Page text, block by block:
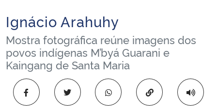
Ministério da Economia
Ministério da Infraestrutura
Ministério da Agricultura, Pecuária e Abastecimento
Ministério da Educação
Início do conteúdo
Ignácio Arahuhy
Mostra fotográfica reúne imagens dos
povos indígenas M’byá Guarani e
Kaingang de Santa Maria
Copiar para área